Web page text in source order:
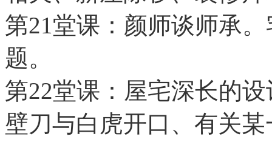
第21堂课：颜师谈师承
题。
第22堂课：屋宅深长的
壁刀与白虎开口、有关